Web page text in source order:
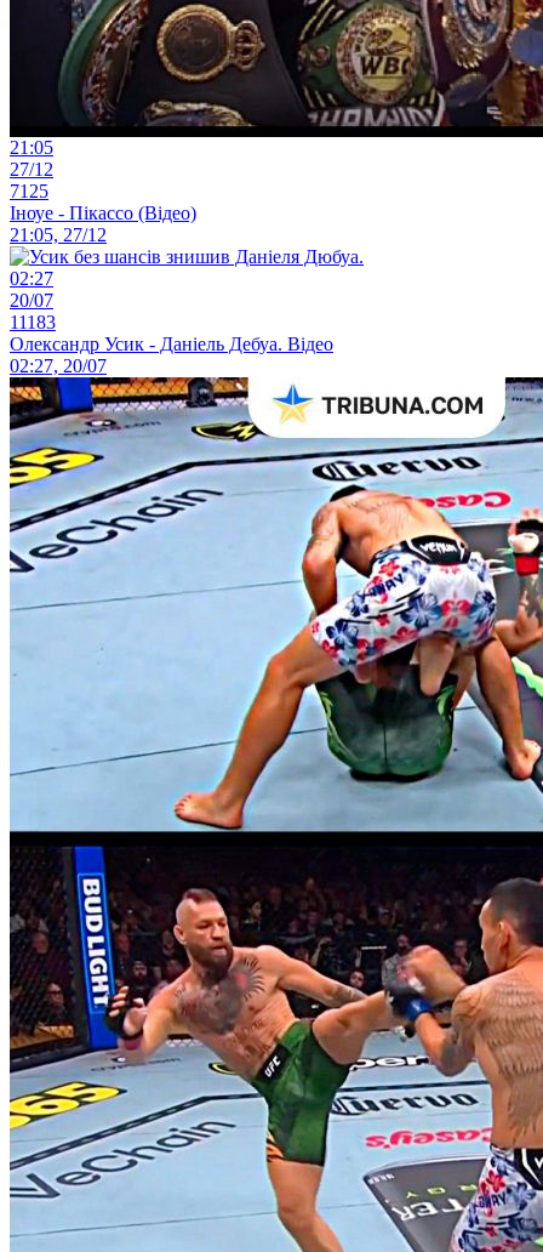
21:05
27/12
7125
Іноуе - Пікассо (Відео)
21:05, 27/12
02:27
20/07
11183
Олександр Усик - Даніель Дебуа. Відео
02:27, 20/07